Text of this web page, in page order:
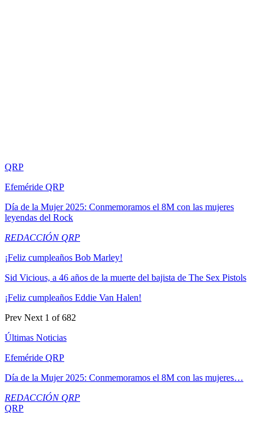
QRP
Efeméride QRP
Día de la Mujer 2025: Conmemoramos el 8M con las mujeres
leyendas del Rock
REDACCIÓN QRP
¡Feliz cumpleaños Bob Marley!
Sid Vicious, a 46 años de la muerte del bajista de The Sex Pistols
¡Feliz cumpleaños Eddie Van Halen!
Prev Next 1 of 682
Últimas Noticias
Efeméride QRP
Día de la Mujer 2025: Conmemoramos el 8M con las mujeres…
REDACCIÓN QRP
QRP